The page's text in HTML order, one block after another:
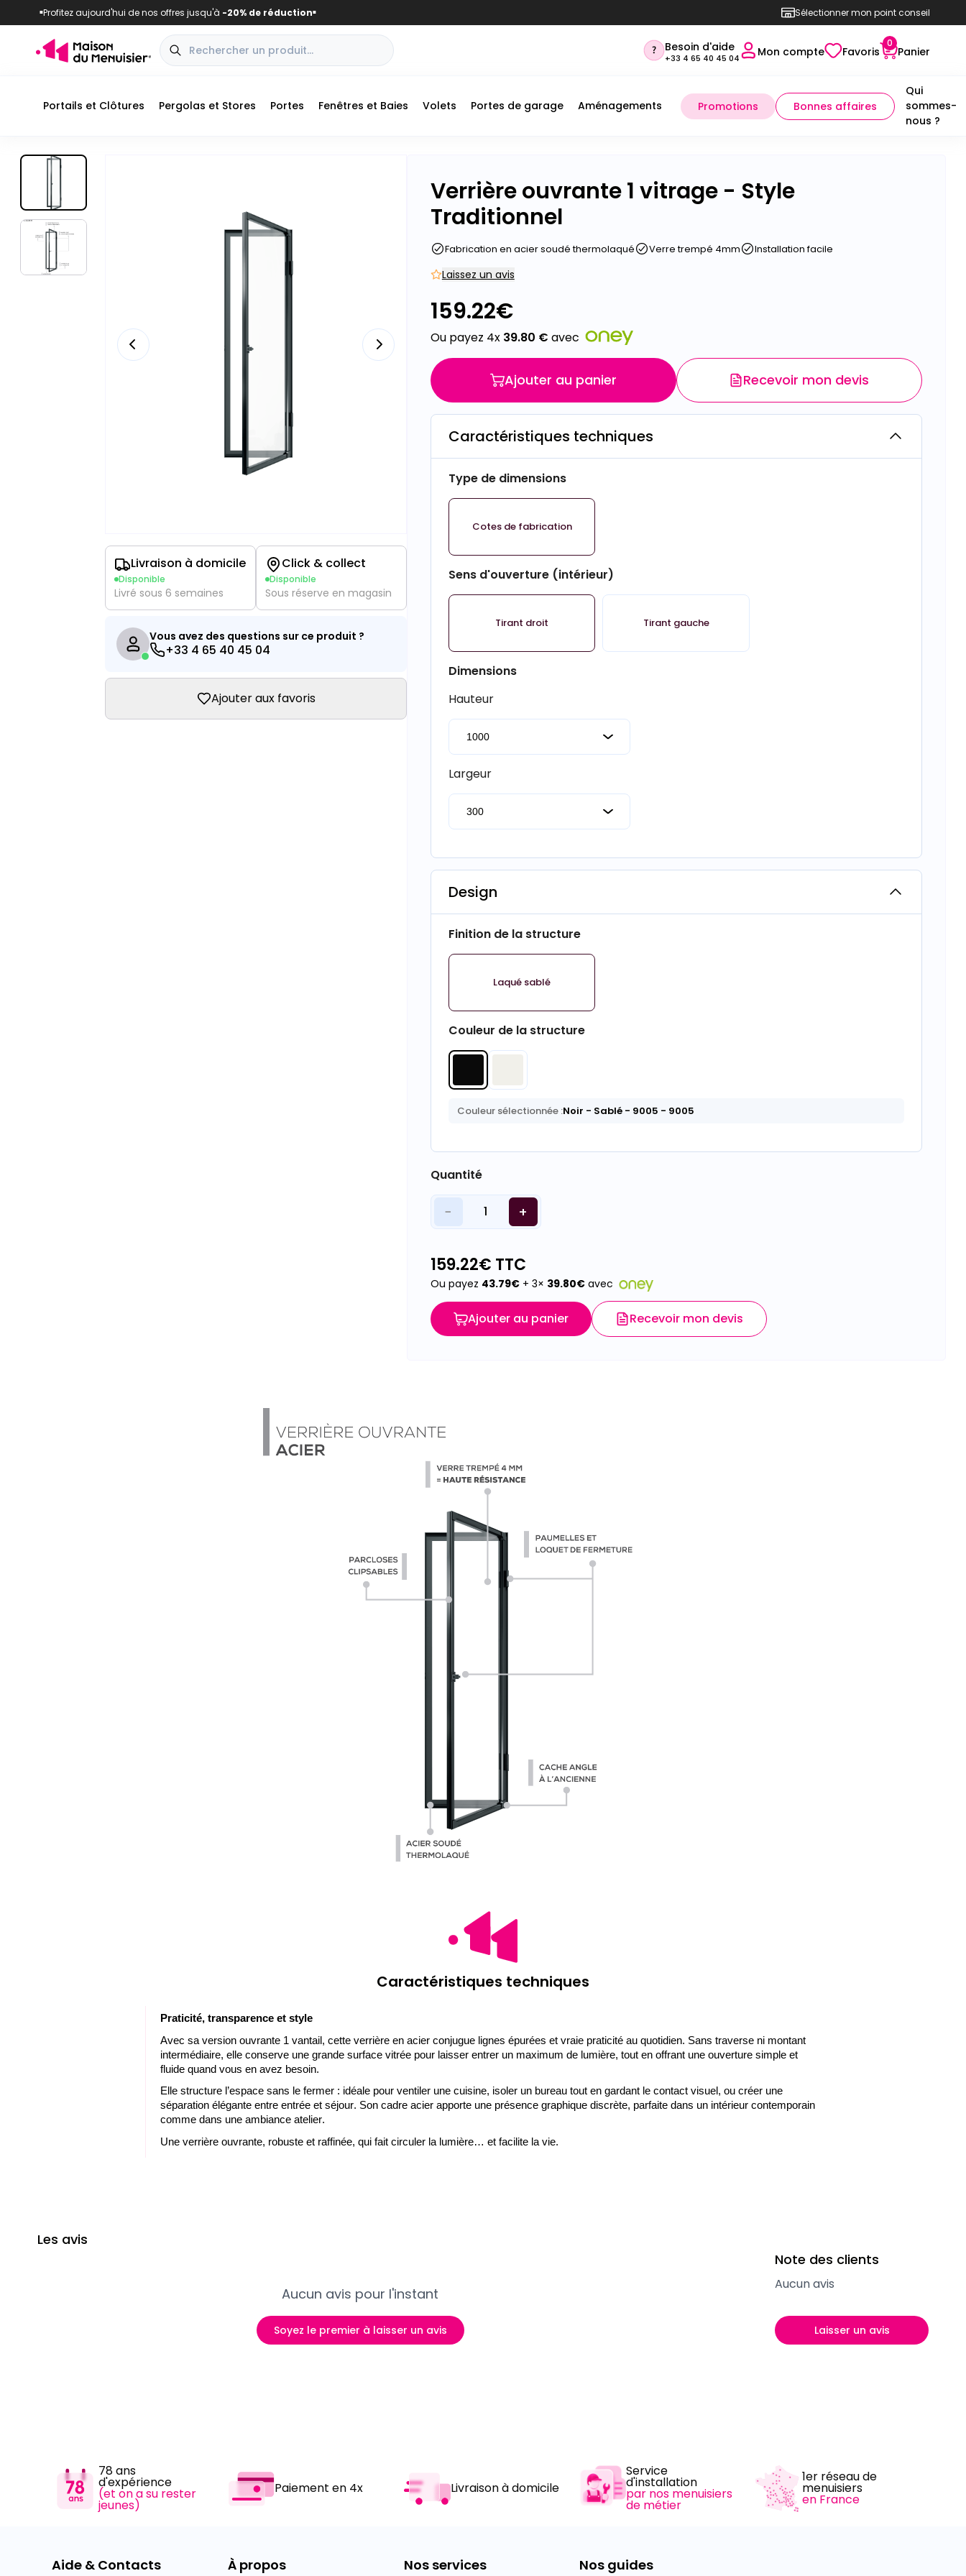
■Profitez aujourd'hui de nos offres jusqu'à -20% de réduction■ Sélectionner mon point conseil
Besoin d'aide
+33 4 65 40 45 04 Mon compte Favoris
0
Panier
Portails et Clôtures Pergolas et Stores Portes Fenêtres et Baies Volets Portes de garage Aménagements Promotions Bonnes affaires
Qui
sommes-
nous ?
Livraison à domicile
Disponible
Livré sous 6 semaines
Click & collect
Disponible
Sous réserve en magasin
Vous avez des questions sur ce produit ?
+33 4 65 40 45 04
Ajouter aux favoris
Verrière ouvrante 1 vitrage - Style
Traditionnel
Fabrication en acier soudé thermolaqué Verre trempé 4mm Installation facile
Laissez un avis
159.22€
Ou payez 4x 39.80 € avec
Ajouter au panier Recevoir mon devis
Caractéristiques techniques
Type de dimensions
Cotes de fabrication
Sens d'ouverture (intérieur)
Tirant droit Tirant gauche
Dimensions
Hauteur
Largeur
Design
Finition de la structure
Laqué sablé
Couleur de la structure
Couleur sélectionnée :Noir - Sablé - 9005 - 9005
Quantité
− 1 +
159.22€ TTC
Ou payez 43.79€+ 3× 39.80€ avec
Ajouter au panier Recevoir mon devis
Caractéristiques techniques
Praticité, transparenceetstyle
Avec sa version ouvrante 1 vantail, cette verrière en acier conjugue lignes épurées et vraie praticité au quotidien. Sans traverse ni montant
intermédiaire, elle conserve une grande surface vitrée pour laisser entrer un maximum de lumière, tout en offrant une ouverture simple et
fluide quand vous en avez besoin.
Elle structure l’espace sans le fermer : idéale pour ventiler une cuisine, isoler un bureau tout en gardant le contact visuel, ou créer une
séparation élégante entre entrée et séjour. Son cadre acier apporte une présence graphique discrète, parfaite dans un intérieur contemporain
comme dans une ambiance atelier.
Une verrière ouvrante, robuste et raffinée, qui fait circuler la lumière… et facilite la vie.
Les avis
Aucun avis pour l'instant
Soyez le premier à laisser un avis
Note des clients
Aucun avis
Laisser un avis
78 ans
d'expérience
(et on a su rester
jeunes)
Paiement en 4x Livraison à domicile
Service
d'installation
par nos menuisiers
de métier
1er réseau de
menuisiers
en France
Aide & Contacts À propos Nos services Nos guides